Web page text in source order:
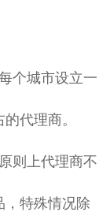
个城市设立一
代理商。
则上代理商不
，特殊情况除